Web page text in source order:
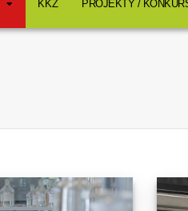
KKZ PROJEKTY /